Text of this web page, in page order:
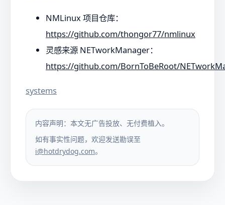
NMLinux 项目仓库：
https://github.com/thongor77/nmlinux
灵感来源 NETworkManager：
https://github.com/BornToBeRoot/
systems
内容声明：本文无广告投放、无付费植入。
如有事实性问题，欢迎发送勘误至
i@hotdrydog.com。